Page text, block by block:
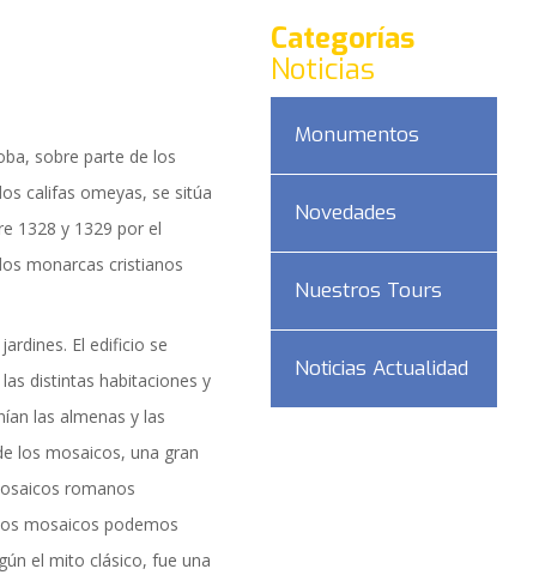
sobre parte de los
califas omeyas, se sitúa
1328 y 1329 por el
monarcas cristianos
El edificio se
distintas habitaciones y
las almenas y las
los mosaicos, una gran
romanos
mosaicos podemos
el mito clásico, fue una
Categorías
Noticias
Monumentos
Novedades
Nuestros Tours
Noticias Actualidad